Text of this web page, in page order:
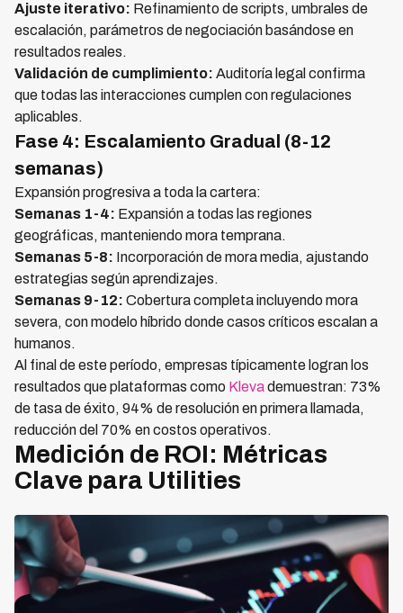
Ajuste iterativo: Refinamiento de scripts, umbrales de
escalación, parámetros de negociación basándose en
resultados reales.
Validación de cumplimiento: Auditoría legal confirma
que todas las interacciones cumplen con regulaciones
aplicables.
Fase 4: Escalamiento Gradual (8-12
semanas)
Expansión progresiva a toda la cartera:
Semanas 1-4: Expansión a todas las regiones
geográficas, manteniendo mora temprana.
Semanas 5-8: Incorporación de mora media, ajustando
estrategias según aprendizajes.
Semanas 9-12: Cobertura completa incluyendo mora
severa, con modelo híbrido donde casos críticos escalan a
humanos.
Al final de este período, empresas típicamente logran los
resultados que plataformas como Klevademuestran: 73%
de tasa de éxito, 94% de resolución en primera llamada,
reducción del 70% en costos operativos.
Medición de ROI: Métricas
Clave para Utilities